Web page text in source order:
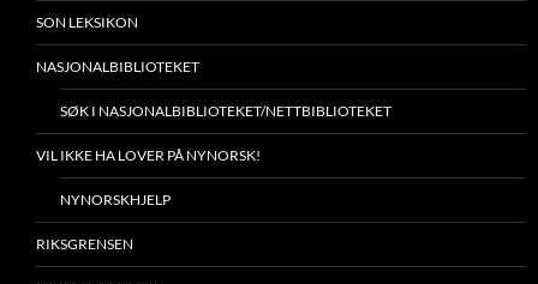
SON LEKSIKON
NASJONALBIBLIOTEKET
SØK I NASJONALBIBLIOTEKET/NETTBIBLIOTEKET
VIL IKKE HA LOVER PÅ NYNORSK!
NYNORSKHJELP
RIKSGRENSEN